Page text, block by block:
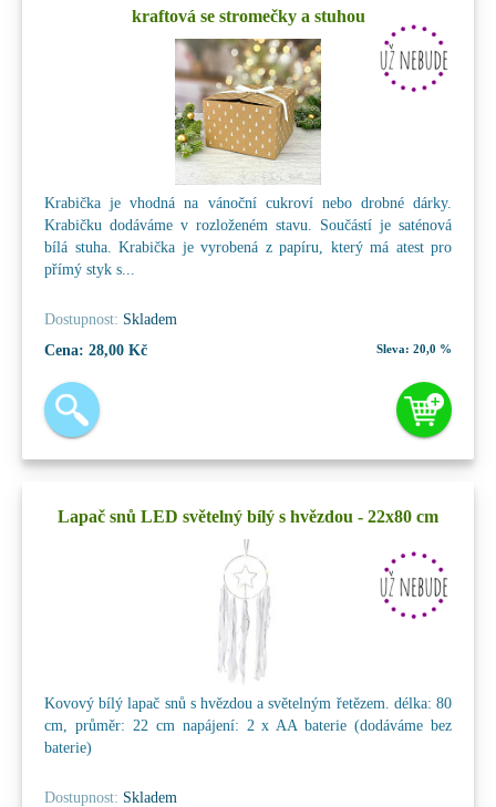
kraftová se stromečky a stuhou
Krabička je vhodná na vánoční cukroví nebo drobné dárky.
Krabičku dodáváme v rozloženém stavu. Součástí je saténová
bílá stuha. Krabička je vyrobená z papíru, který má atest pro
přímý styk s...
Dostupnost: Skladem
Cena: 28,00 Kč Sleva: 20,0 %
Lapač snů LED světelný bílý s hvězdou - 22x80 cm
Kovový bílý lapač snů s hvězdou a světelným řetězem. délka: 80
cm, průměr: 22 cm napájení: 2 x AA baterie (dodáváme bez
baterie)
Dostupnost: Skladem